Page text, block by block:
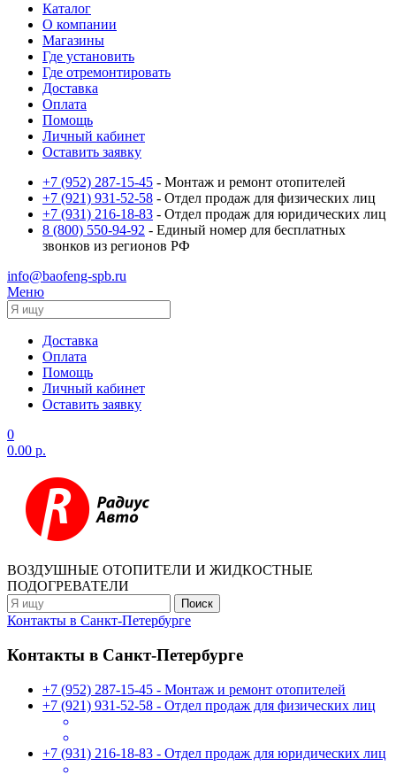
Каталог
О компании
Магазины
Где установить
Где отремонтировать
Доставка
Оплата
Помощь
Личный кабинет
Оставить заявку
+7 (952) 287-15-45 - Монтаж и ремонт отопителей
+7 (921) 931-52-58 - Отдел продаж для физических лиц
+7 (931) 216-18-83 - Отдел продаж для юридических лиц
8 (800) 550-94-92 - Единый номер для бесплатных
звонков из регионов РФ
info@baofeng-spb.ru
Меню
Доставка
Оплата
Помощь
Личный кабинет
Оставить заявку
0
0.00 р.
ВОЗДУШНЫЕ ОТОПИТЕЛИ И ЖИДКОСТНЫЕ
ПОДОГРЕВАТЕЛИ
Контакты в Санкт-Петербурге
Контакты в Санкт-Петербурге
+7 (952) 287-15-45 - Монтаж и ремонт отопителей
+7 (921) 931-52-58 - Отдел продаж для физических лиц
+7 (931) 216-18-83 - Отдел продаж для юридических лиц